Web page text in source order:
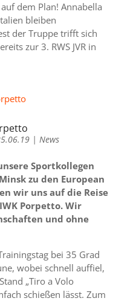
dem Plan! Annabella
bleiben
der Truppe trifft sich
zur 3. RWS JVR in
| News
Sportkollegen
zu den European
wir uns auf die Reise
Porpetto. Wir
und ohne
bei 35 Grad
wobei schnell auffiel,
„Tiro a Volo
schießen lässt. Zum